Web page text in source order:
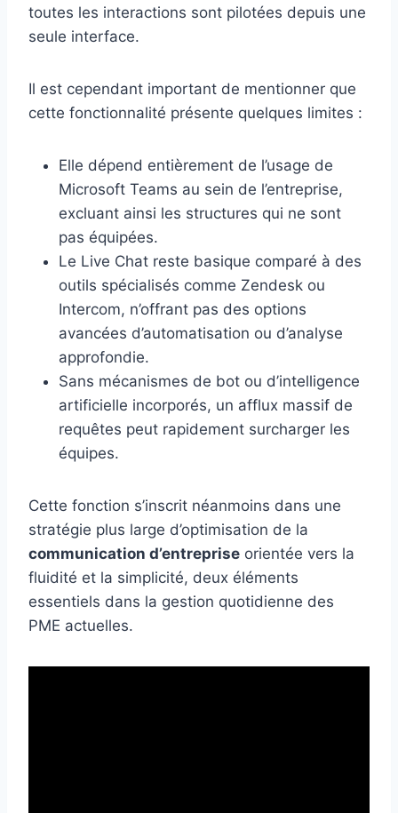
toutes les interactions sont pilotées depuis une
seule interface.
Il est cependant important de mentionner que
cette fonctionnalité présente quelques limites :
Elle dépend entièrement de l’usage de
Microsoft Teams au sein de l’entreprise,
excluant ainsi les structures qui ne sont
pas équipées.
Le Live Chat reste basique comparé à des
outils spécialisés comme Zendesk ou
Intercom, n’offrant pas des options
avancées d’automatisation ou d’analyse
approfondie.
Sans mécanismes de bot ou d’intelligence
artificielle incorporés, un afflux massif de
requêtes peut rapidement surcharger les
équipes.
Cette fonction s’inscrit néanmoins dans une
stratégie plus large d’optimisation de la
communication d’entreprise orientée vers la
fluidité et la simplicité, deux éléments
essentiels dans la gestion quotidienne des
PME actuelles.